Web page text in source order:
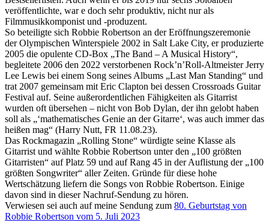
veröffentlichte, war e doch sehr produktiv, nicht nur als
Filmmusikkomponist und -produzent.
So beteiligte sich Robbie Robertson an der Eröffnungszeremonie
der Olympischen Winterspiele 2002 in Salt Lake City, er produzierte
2005 die opulente CD-Box „The Band – A Musical History“,
begleitete 2006 den 2022 verstorbenen Rock’n’Roll-Altmeister Jerry
Lee Lewis bei einem Song seines Albums „Last Man Standing“ und
trat 2007 gemeinsam mit Eric Clapton bei dessen Crossroads Guitar
Festival auf. Seine außerordentlichen Fähigkeiten als Gitarrist
wurden oft übersehen – nicht von Bob Dylan, der ihn gelobt haben
soll als „‘mathematisches Genie an der Gitarre‘, was auch immer das
heißen mag“ (Harry Nutt, FR 11.08.23).
Das Rockmagazin „Rolling Stone“ würdigte seine Klasse als
Gitarrist und wählte Robbie Robertson unter den „100 größten
Gitarristen“ auf Platz 59 und auf Rang 45 in der Auflistung der „100
größten Songwriter“ aller Zeiten. Gründe für diese hohe
Wertschätzung liefern die Songs von Robbie Robertson. Einige
davon sind in dieser Nachruf-Sendung zu hören.
Verwiesen sei auch auf meine Sendung zum 80. Geburtstag von
Robbie Robertson vom 5. Juli 2023